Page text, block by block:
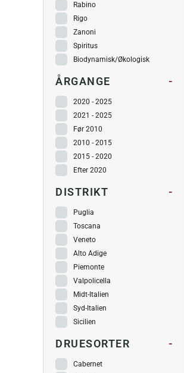
Rabino
Rigo
Zanoni
Spiritus
Biodynamisk/Økologisk
ÅRGANGE -
2020 - 2025
2021 - 2025
Før 2010
2010 - 2015
2015 - 2020
Efter 2020
DISTRIKT -
Puglia
Toscana
Veneto
Alto Adige
Piemonte
Valpolicella
Midt-Italien
Syd-Italien
Sicilien
DRUESORTER -
Cabernet